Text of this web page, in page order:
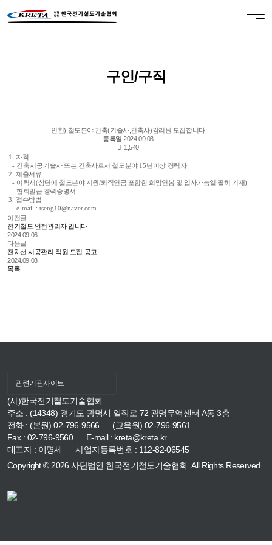
구인/구직
인천) 철도분야 건축(기술사,건축사)감리원 모집합니다
등록일 2024.09.03
1,540
1. 자격
- 건축시공기술사 또는 건축사로서 철도분야 15년이상 경력자
2. 제출서류
- 이력서(상단에 철도분야 지원/퇴직연금 포함한 희망연봉 및 입사가능일 필히 기재)
- 협회발급 경력증명서
3. 접수방법
- e-mail : tseng10@naver.com
이전글
전기철도 안전관리자 입니다
2024.09.06
다음글
전차선 시공관리 직원 모집 공고
2024.09.03
목록
관련기관사이트
(사)한국전기철도기술협회
주소 : (14348) 경기도 광명시 일직로 72 광명무역센터 A동 3층
전화 : (본원) 02-796-9566
(교육원) 02-796-9561
Fax : 02-796-9560
E-mail : kreta@kreta.kr
대표자 : 이명세
사업자등록번호 : 112-82-06545
Copyright © 2026 사단법인 한국전기철도기술협회. All Rights Reserved.